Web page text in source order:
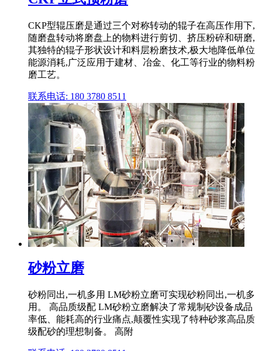
CKP型辊压磨是通过三个对称转动的辊子在高压作用下,
随磨盘转动将磨盘上的物料进行剪切、挤压粉碎和研磨,
其独特的辊子形状设计和料层粉磨技术,极大地降低单位
能源消耗,广泛应用于建材、冶金、化工等行业的物料粉
磨工艺。
联系电话: 180 3780 8511
砂粉立磨
砂粉同出,一机多用 LM砂粉立磨可实现砂粉同出,一机多
用。 高品质级配 LM砂粉立磨解决了常规制砂设备成品
率低、能耗高的行业痛点,颠覆性实现了特种砂浆高品质
级配砂的理想制备。 高附